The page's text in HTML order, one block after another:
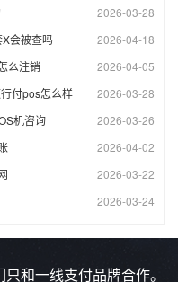
2026-03-28
2026-04-18
会被查吗
2026-04-05
么注销
2026-03-28
付pos怎么样
2026-03-26
机咨询
2026-04-02
2026-03-22
2026-03-24
和一线支付品牌合作。